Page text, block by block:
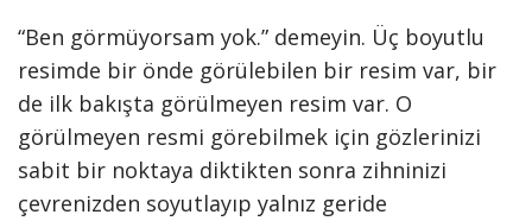
“Ben görmüyorsam yok.” demeyin. Üç boyutlu
resimde bir önde görülebilen bir resim var, bir
de ilk bakışta görülmeyen resim var. O
görülmeyen resmi görebilmek için gözlerinizi
sabit bir noktaya diktikten sonra zihninizi
çevrenizden soyutlayıp yalnız geride